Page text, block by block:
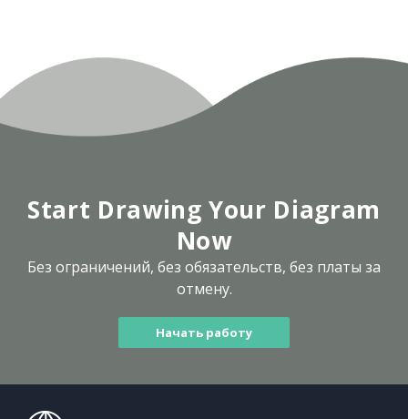
Start Drawing Your Diagram
Now
Без ограничений, без обязательств, без платы за
отмену.
Начать работу